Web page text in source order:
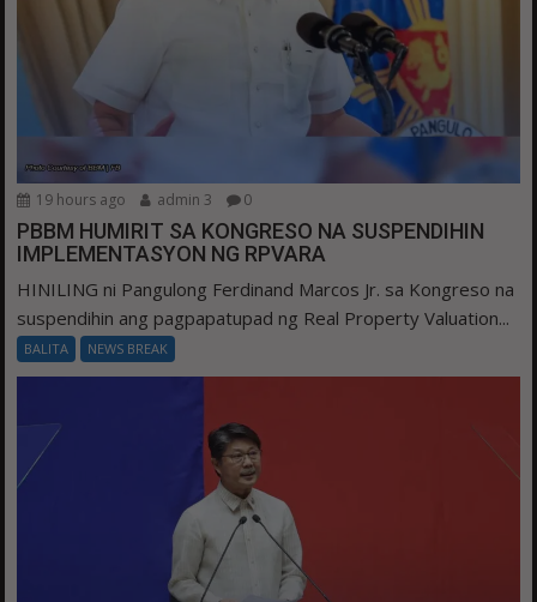
19 hours ago admin 3 0
PBBM HUMIRIT SA KONGRESO NA SUSPENDIHIN
IMPLEMENTASYON NG RPVARA
HINILING ni Pangulong Ferdinand Marcos Jr. sa Kongreso na
suspendihin ang pagpapatupad ng Real Property Valuation...
BALITA NEWS BREAK